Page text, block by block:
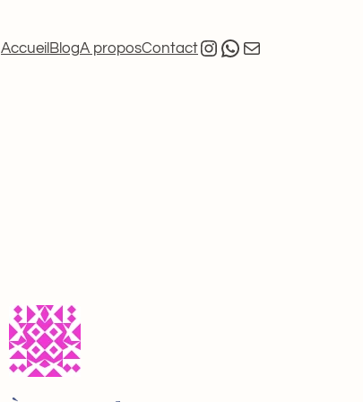
Accueil BlogA proposContactInstagram
Whatsapp
E-mail